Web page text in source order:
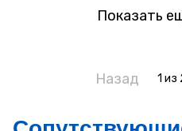
Показать
Назад 1 из